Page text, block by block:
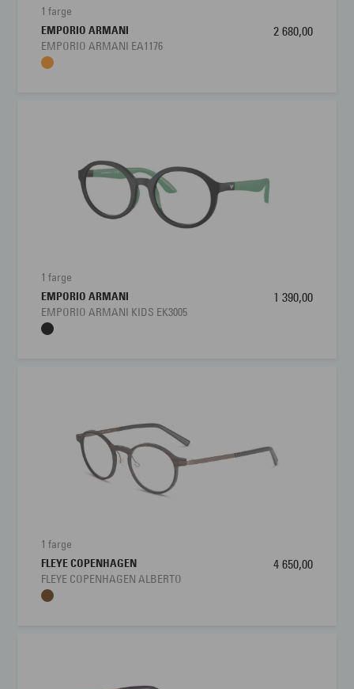
1 farge
EMPORIO ARMANI
EMPORIO ARMANI EA1176
2 680,00
1 farge
EMPORIO ARMANI
EMPORIO ARMANI KIDS EK3005
1 390,00
1 farge
FLEYE COPENHAGEN
FLEYE COPENHAGEN ALBERTO
4 650,00